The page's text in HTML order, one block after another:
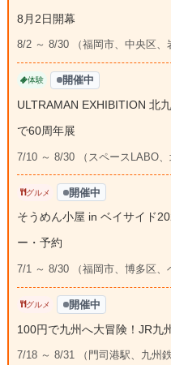
8月2日開幕
8/2 ～ 8/30 （福岡市、中央区、
体験 開催中
ULTRAMAN EXHIBITION 北
で60周年展
7/10 ～ 8/30 （スペースLABO、
グルメ 開催中
そうめん小屋 in ベイサイド
ー・予約
7/1 ～ 8/30 （福岡市、博多区、
グルメ 開催中
100円で九州へ大冒険！JR九
7/18 ～ 8/31 （門司港駅、九州鉄